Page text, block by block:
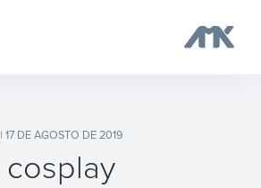
| 17 DE AGOSTO DE 2019
cosplay